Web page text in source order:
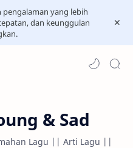
yang lebih
dan keunggulan
& Sad
Lagu || Arti Lagu ||